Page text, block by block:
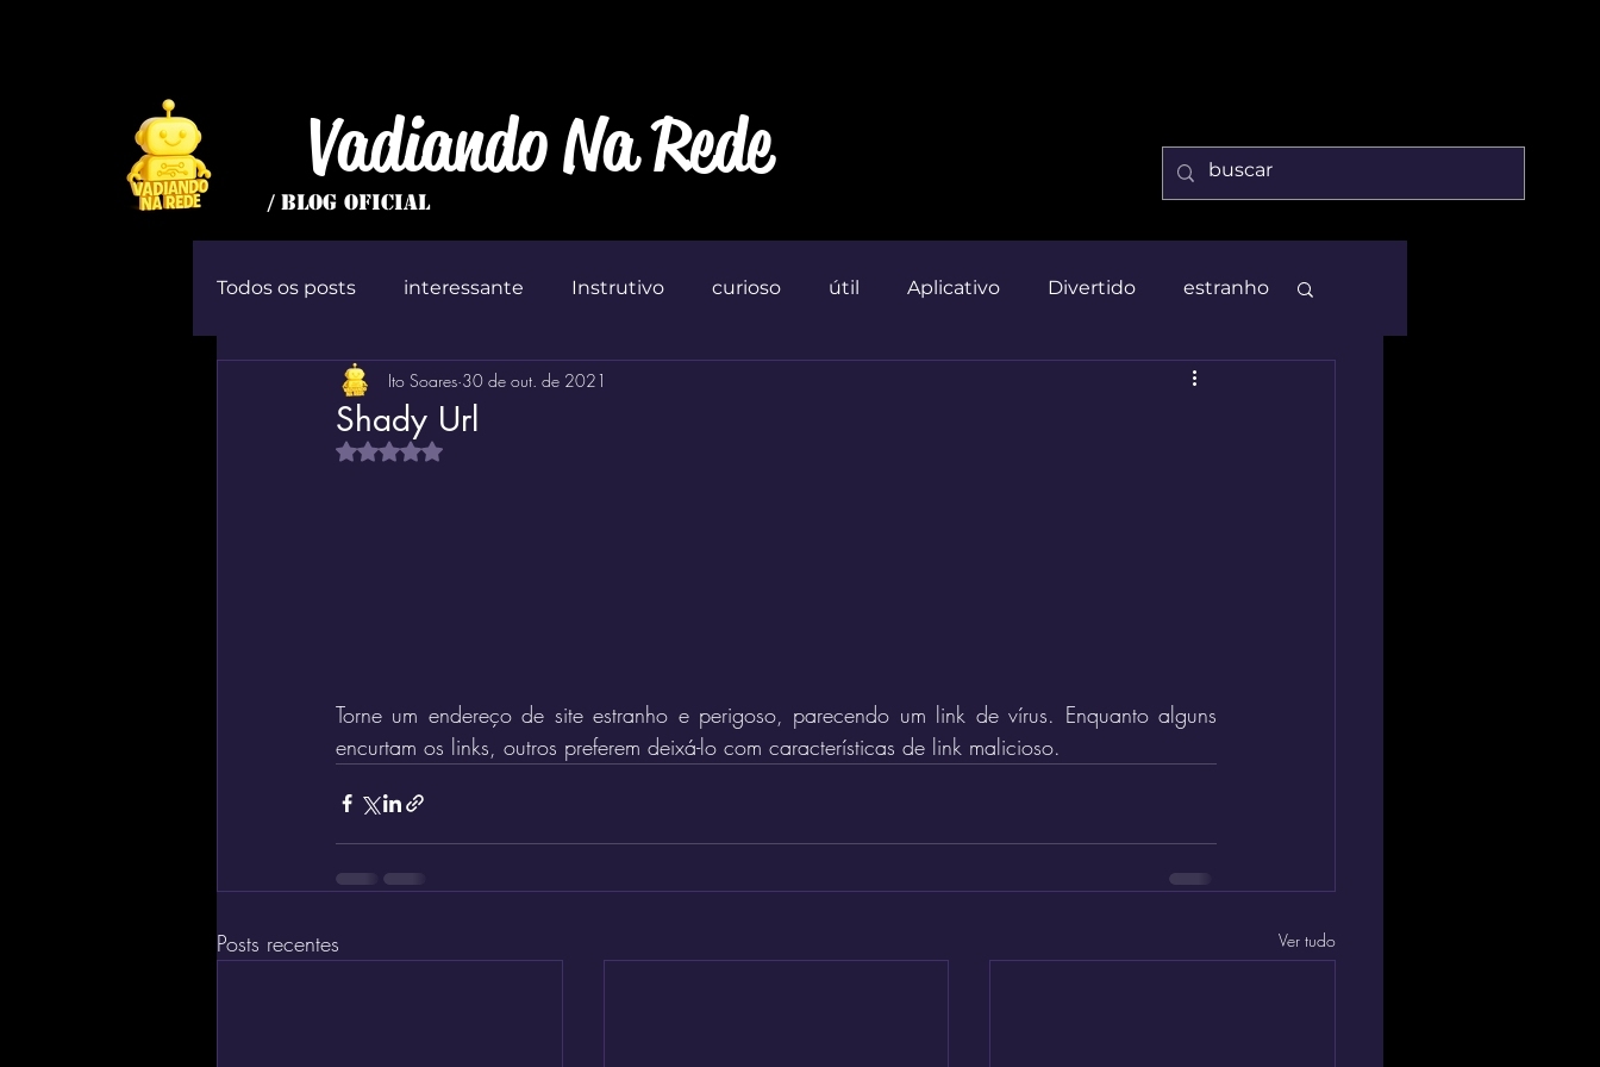
Vadiando Na Rede
/ BLOG OFICIAL
Todos os posts interessante Instrutivo curioso útil Aplicativo Divertido estranho
Jogo ócio Marketin'
Shady Url
Ito Soares 30 de out. de 2021
Avaliado com NaN de 5 estrelas.
Torne um endereço de site estranho e perigoso, parecendo um link de vírus. Enquanto alguns
encurtam os links, outros preferem deixá-lo com características de link malicioso.
Posts recentes Ver tudo